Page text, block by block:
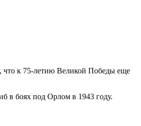
что к 75-летию Великой Победы еще
в боях под Орлом в 1943 году.